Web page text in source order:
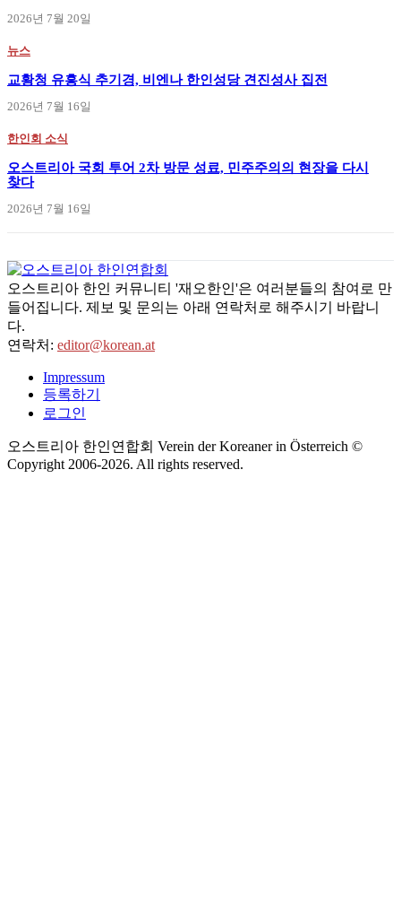
2026년 7월 20일
뉴스
교황청 유흥식 추기경, 비엔나 한인성당 견진성사 집전
2026년 7월 16일
한인회 소식
오스트리아 국회 투어 2차 방문 성료, 민주주의의 현장을 다시
찾다
2026년 7월 16일
오스트리아 한인 커뮤니티 '재오한인'은 여러분들의 참여로 만
들어집니다. 제보 및 문의는 아래 연락처로 해주시기 바랍니
다.
연락처: editor@korean.at
Impressum
등록하기
로그인
오스트리아 한인연합회 Verein der Koreaner in Österreich ©
Copyright 2006-2026. All rights reserved.